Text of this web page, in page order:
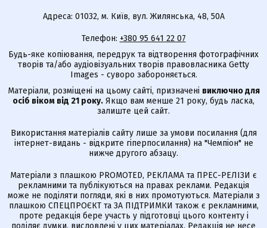
Адреса: 01032, м. Київ, вул. Жилянська, 48, 50А
Телефон: +380 95 641 22 07
Будь-яке копіювання, передрук та відтворення фотографічних
творів та/або аудіовізуальних творів правовласника Getty
Images - суворо забороняється.
Матеріали, розміщені на цьому сайті, призначені виключно для
осіб віком від 21 року. Якщо вам менше 21 року, будь ласка,
залиште цей сайт.
Використання матеріалів сайту лише за умови посилання (для
інтернет-видань - відкрите гіперпосилання) на "Чемпіон" не
нижче другого абзацу.
Матеріали з плашкою PROMOTED, РЕКЛАМА та ПРЕС-РЕЛІЗИ є
рекламними та публікуються на правах реклами. Редакція
може не поділяти погляди, які в них промотуються. Матеріали з
плашкою СПЕЦПРОЄКТ та ЗА ПІДТРИМКИ також є рекламними,
проте редакція бере участь у підготовці цього контенту і